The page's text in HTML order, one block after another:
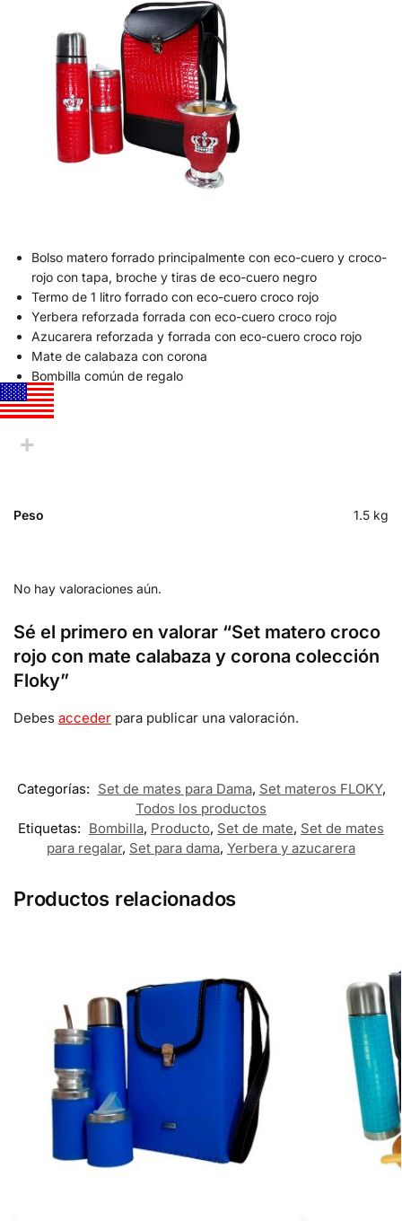
Bolso matero forrado principalmente con eco-cuero y croco-
rojo con tapa, broche y tiras de eco-cuero negro
Termo de 1 litro forrado con eco-cuero croco rojo
Yerbera reforzada forrada con eco-cuero croco rojo
Azucarera reforzada y forrada con eco-cuero croco rojo
Mate de calabaza con corona
Bombilla común de regalo
Peso 1.5 kg
No hay valoraciones aún.
Sé el primero en valorar “Set matero croco
rojo con mate calabaza y corona colección
Floky”
Debes acceder para publicar una valoración.
Categorías: Set de mates para Dama, Set materos FLOKY,
Todos los productos
Etiquetas: Bombilla, Producto, Set de mate, Set de mates
para regalar, Set para dama, Yerbera y azucarera
Productos relacionados